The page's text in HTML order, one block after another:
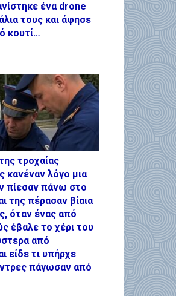
ένα drone
τους και άφησε
κουτί…
τροχαίας
κανέναν λόγο μια
πίεσαν πάνω στο
της πέρασαν βίαια
όταν ένας από
έβαλε το χέρι του
από
είδε τι υπήρχε
πάγωσαν από